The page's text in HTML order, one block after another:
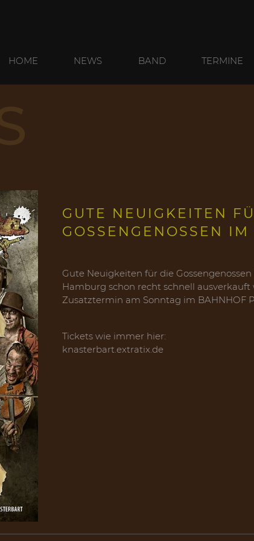
HOME NEWS BAND TERMINE
GUTE NEUIGKEITEN
GOSSENGENOSSEN
Gute Neuigkeiten für die
Hamburg schon recht schnell ausverkauft
Zusatztermin am Sonntag im BAHNHOF
Tickets wie immer hier:
knasterbart.extratix.de